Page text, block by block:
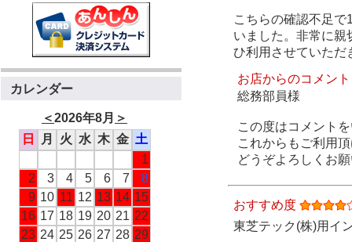
カレンダー
＜2026年8月 ＞
日
月 火 水 木 金 土
1
2
3 4 5 6 7
8
9 10 11 12 13 14 15
16 17 18 19 20 21 22
23 24 25 26 27 28 29
こちらの確認不足
いました。非常に親
ひ利用させていただ
お店からのコメント
総務部員様
この度はコメント
これからもご利用
どうぞよろしくお
おすすめ度
東芝テック(株)用